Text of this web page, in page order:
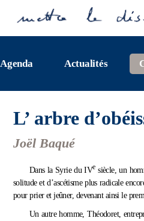
Agenda Actualités
L’ arbre
Joël Baqué
Dans la Syrie du IVesiècle, un
solitude et d’ascétisme plus radicale
pour prier et jeûner, devenant ainsi le
Un autre homme, Théodoret,